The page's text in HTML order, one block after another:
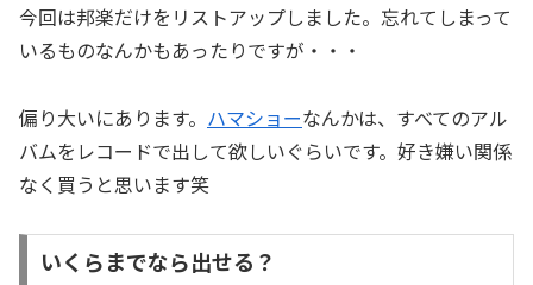
今回は邦楽だけをリストアップしました。忘れてしまって
いるものなんかもあったりですが・・・
偏り大いにあります。 ハマショーなんかは、すべてのアル
バムをレコードで出して欲しいぐらいです。好き嫌い関係
なく買うと思います笑
いくらまでなら出せる？